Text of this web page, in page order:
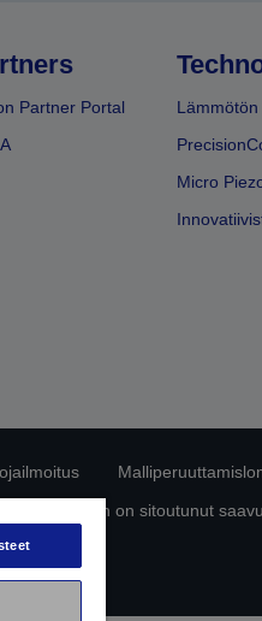
Partner Portal
Micro
Epson on sitoutunut